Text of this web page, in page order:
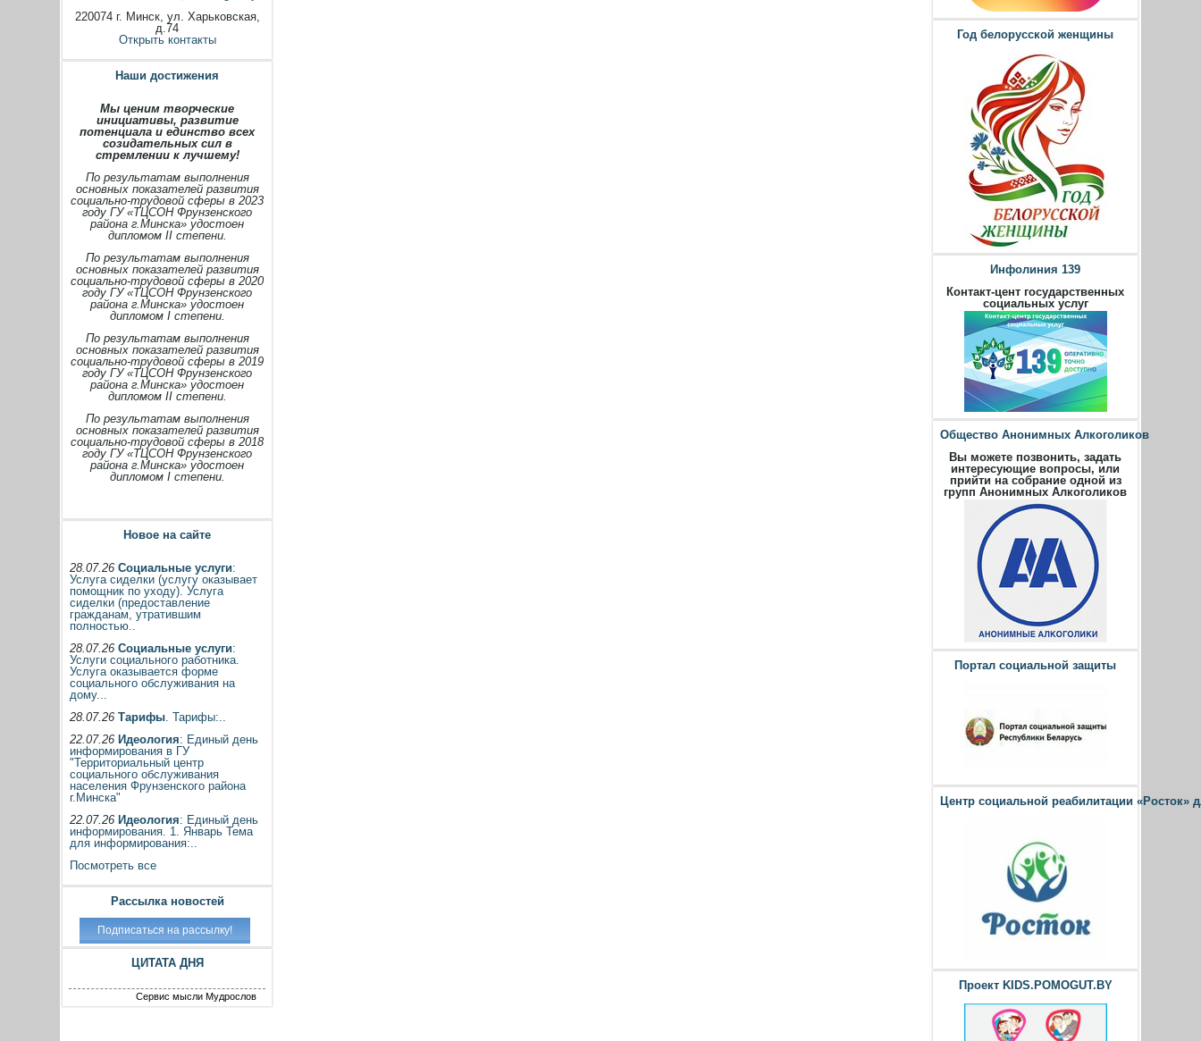
220074 г. Минск, ул. Харьковская,
д.74
Открыть контакты
Наши достижения
Мы ценим творческие
инициативы, развитие
потенциала и единство всех
созидательных сил в
стремлении к лучшему!
По результатам выполнения
основных показателей развития
социально-трудовой сферы в 2023
году ГУ «ТЦСОН Фрунзенского
района г.Минска» удостоен
дипломом II степени.
По результатам выполнения
основных показателей развития
социально-трудовой сферы в 2020
году ГУ «ТЦСОН Фрунзенского
района г.Минска» удостоен
дипломом I степени.
По результатам выполнения
основных показателей развития
социально-трудовой сферы в 2019
году ГУ «ТЦСОН Фрунзенского
района г.Минска» удостоен
дипломом II степени.
По результатам выполнения
основных показателей развития
социально-трудовой сферы в 2018
году ГУ «ТЦСОН Фрунзенского
района г.Минска» удостоен
дипломом I степени.
Новое на сайте
28.07.26 Социальные услуги:
Услуга сиделки (услугу оказывает
помощник по уходу). Услуга
сиделки (предоставление
гражданам, утратившим
полностью..
28.07.26 Социальные услуги:
Услуги социального работника.
Услуга оказывается форме
социального обслуживания на
дому...
28.07.26 Тарифы. Тарифы:..
22.07.26 Идеология: Единый день
информирования в ГУ
"Территориальный центр
социального обслуживания
населения Фрунзенского района
г.Минска"
22.07.26 Идеология: Единый день
информирования. 1. Январь Тема
для информирования:..
Посмотреть все
Рассылка новостей
ЦИТАТА ДНЯ
Сервис мысли Мудрослов
Год белорусской женщины
Инфолиния 139
Контакт-цент государственных
социальных услуг
Общество Анонимных Алкоголиков
Вы можете позвонить, задать
интересующие вопросы, или
прийти на собрание одной из
групп Анонимных Алкоголиков
Портал социальной защиты
Центр социальной реабилитации
Проект KIDS.POMOGUT.BY